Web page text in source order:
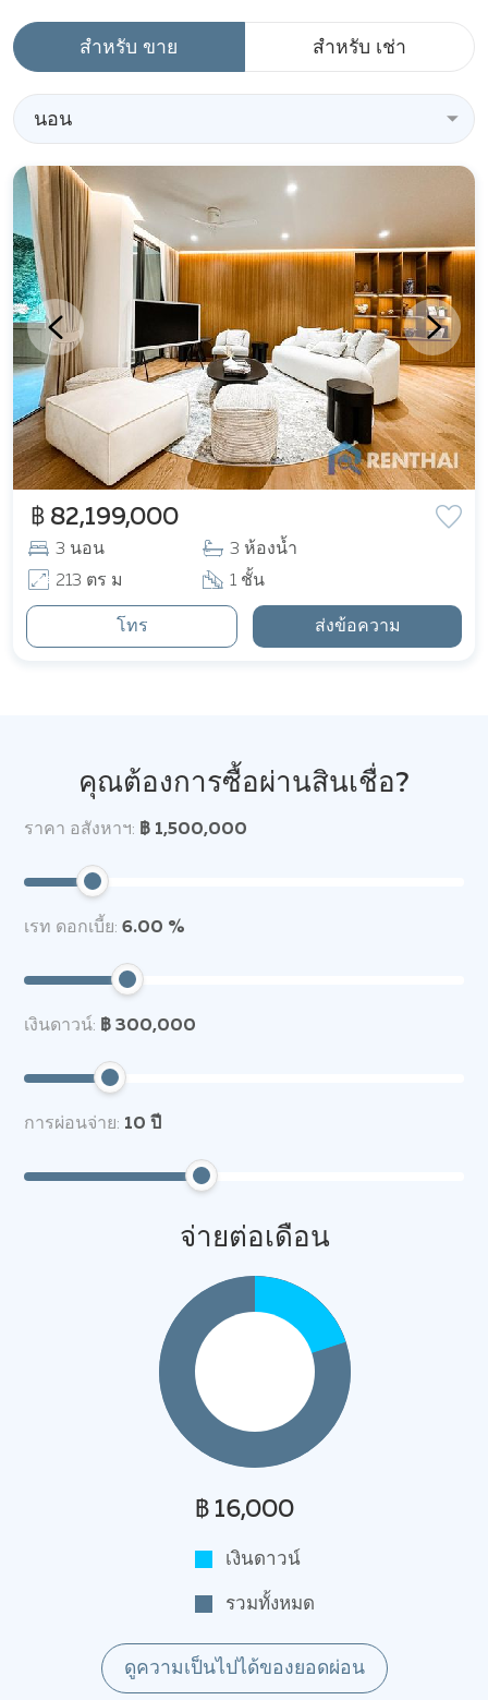
สำหรับ ขาย สำหรับ เช่า
นอน
฿ 82,199,000
3 นอน
3 ห้องน้ำ
213 ตร ม
1 ชั้น
โทร ส่งข้อความ
คุณต้องการซื้อผ่านสินเชื่อ?
ราคา อสังหาฯ: ฿ 1,500,000
เรท ดอกเบี้ย: 6.00 %
เงินดาวน์: ฿ 300,000
การผ่อนจ่าย: 10 ปี
จ่ายต่อเดือน
฿ 16,000
เงินดาวน์
รวมทั้งหมด
ดูความเป็นไปได้ของยอดผ่อน